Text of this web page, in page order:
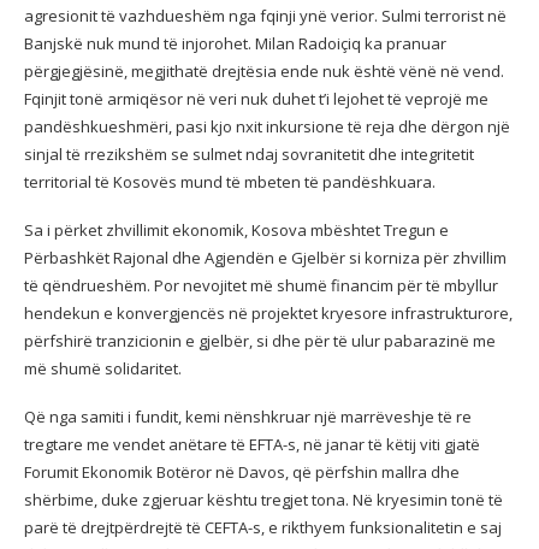
agresionit të vazhdueshëm nga fqinji ynë verior. Sulmi terrorist në
Banjskë nuk mund të injorohet. Milan Radoiçiq ka pranuar
përgjegjësinë, megjithatë drejtësia ende nuk është vënë në vend.
Fqinjit tonë armiqësor në veri nuk duhet t’i lejohet të veprojë me
pandëshkueshmëri, pasi kjo nxit inkursione të reja dhe dërgon një
sinjal të rrezikshëm se sulmet ndaj sovranitetit dhe integritetit
territorial të Kosovës mund të mbeten të pandëshkuara.
Sa i përket zhvillimit ekonomik, Kosova mbështet Tregun e
Përbashkët Rajonal dhe Agjendën e Gjelbër si korniza për zhvillim
të qëndrueshëm. Por nevojitet më shumë financim për të mbyllur
hendekun e konvergjencës në projektet kryesore infrastrukturore,
përfshirë tranzicionin e gjelbër, si dhe për të ulur pabarazinë me
më shumë solidaritet.
Që nga samiti i fundit, kemi nënshkruar një marrëveshje të re
tregtare me vendet anëtare të EFTA-s, në janar të këtij viti gjatë
Forumit Ekonomik Botëror në Davos, që përfshin mallra dhe
shërbime, duke zgjeruar kështu tregjet tona. Në kryesimin tonë të
parë të drejtpërdrejtë të CEFTA-s, e rikthyem funksionalitetin e saj